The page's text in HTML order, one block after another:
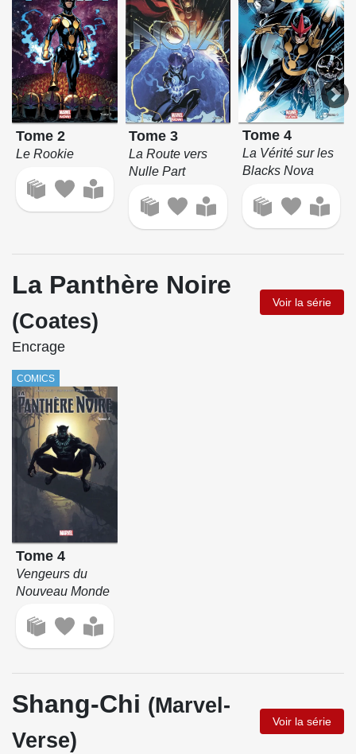
Tome 2
Le Rookie
Tome 3
La Route vers
Nulle Part
Tome 4
La Vérité sur les
Blacks Nova
La Panthère Noire
(Coates)
Voir la série
Encrage
COMICS
Tome 4
Vengeurs du
Nouveau Monde
Shang-Chi (Marvel-
Verse)
Voir la série